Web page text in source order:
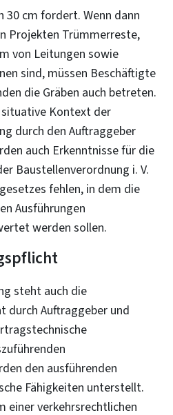
cm fordert. Wenn dann
Projekten Trümmerreste,
von Leitungen sowie
sind, müssen Beschäftigte
die Gräben auch betreten.
Kontext der
durch den Auftraggeber
auch Erkenntnisse für die
Baustellenverordnung i. V.
fehlen, in dem die
Ausführungen
werden sollen.
steht auch die
durch Auftraggeber und
den ausführenden
Fähigkeiten unterstellt.
einer verkehrsrechtlichen